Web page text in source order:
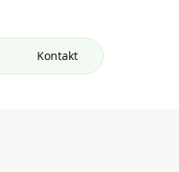
Kontakt